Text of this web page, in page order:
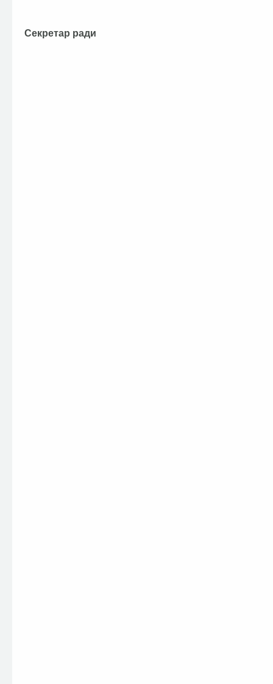
Секретар ради